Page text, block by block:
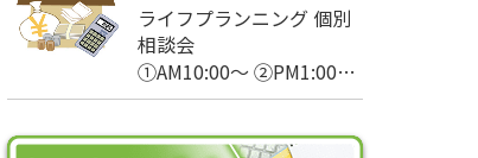
ライフプランニング 個別
相談会
①AM10:00～ ②PM1:00～
③PM2:30～